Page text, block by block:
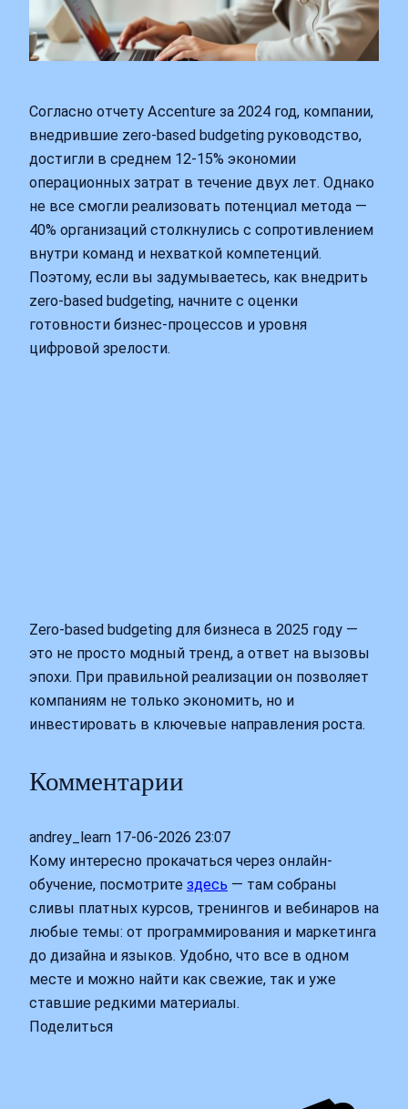
Согласно отчету Accenture за 2024 год, компании,
внедрившие zero-based budgeting руководство,
достигли в среднем 12-15% экономии
операционных затрат в течение двух лет. Однако
не все смогли реализовать потенциал метода —
40% организаций столкнулись с сопротивлением
внутри команд и нехваткой компетенций.
Поэтому, если вы задумываетесь, как внедрить
zero-based budgeting, начните с оценки
готовности бизнес-процессов и уровня
цифровой зрелости.
Zero-based budgeting для бизнеса в 2025 году —
это не просто модный тренд, а ответ на вызовы
эпохи. При правильной реализации он позволяет
компаниям не только экономить, но и
инвестировать в ключевые направления роста.
Комментарии
andrey_learn 17-06-2026 23:07
Кому интересно прокачаться через онлайн-
обучение, посмотрите здесь — там собраны
сливы платных курсов, тренингов и вебинаров на
любые темы: от программирования и маркетинга
до дизайна и языков. Удобно, что все в одном
месте и можно найти как свежие, так и уже
ставшие редкими материалы.
Поделиться